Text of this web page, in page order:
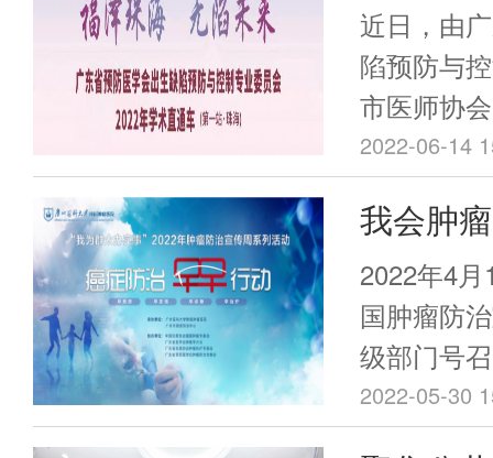
数据分析
要求。 基
学会病原
业委员会
主任技师
批筹建！
动员省内
诊断和分
相关产业
分子诊断
交流共享
预防与
2022年
顺利举
近日，由
陷预防与
市医师协
海市人民
东省预防
制专业委
车”在珠海
在有效预
我省出生
名学员参
2022-06-14
我会肿
| “我为
肿瘤防
2022年4
国肿瘤防
级部门号
癌意识，
治专委会
2022-05-30